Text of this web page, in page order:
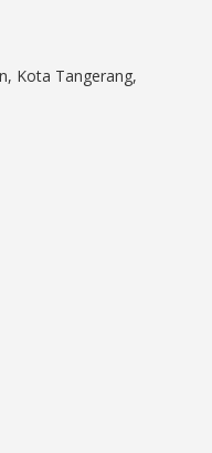
Kota Tangerang,